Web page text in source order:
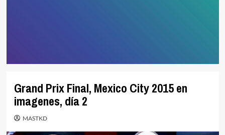
Grand Prix Final, Mexico City 2015 en
imagenes, día 2
MASTKD